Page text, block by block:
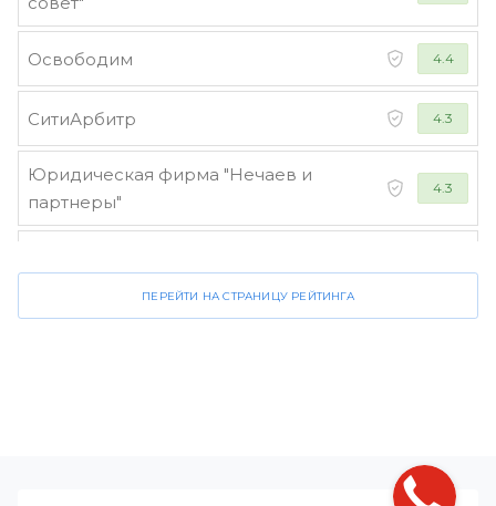
Освободим 4.4
СитиАрбитр 4.3
Юридическая фирма "Нечаев и
партнеры"
4.3
ПЕРЕЙТИ НА СТРАНИЦУ РЕЙТИНГА